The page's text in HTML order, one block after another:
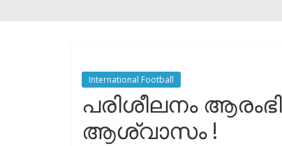
International Football
പരിശീലനം
ആശ്വാസം !